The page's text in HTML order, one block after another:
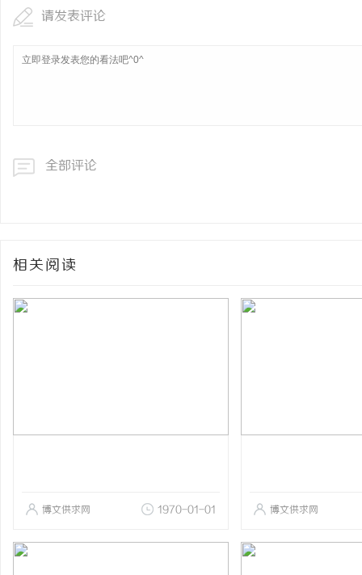
请发表评论
全部评论
相关阅读
博文供求网 1970-01-01 博文供求网